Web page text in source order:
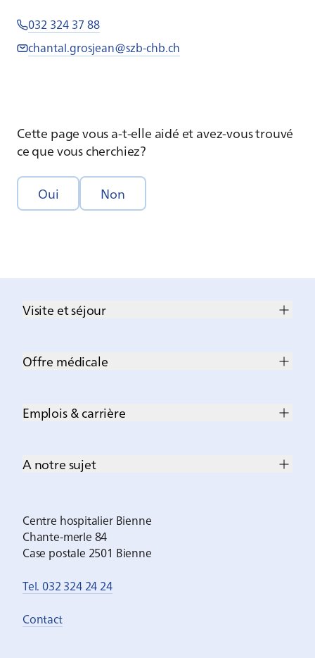
032 324 37 88
chantal.grosjean@szb-chb.ch
Cette page vous a-t-elle aidé et avez-vous trouvé
ce que vous cherchiez?
Oui Non
Visite et séjour
Offre médicale
Emplois & carrière
A notre sujet
Centre hospitalier Bienne
Chante-merle 84
Case postale 2501 Bienne
Tel. 032 324 24 24
Contact